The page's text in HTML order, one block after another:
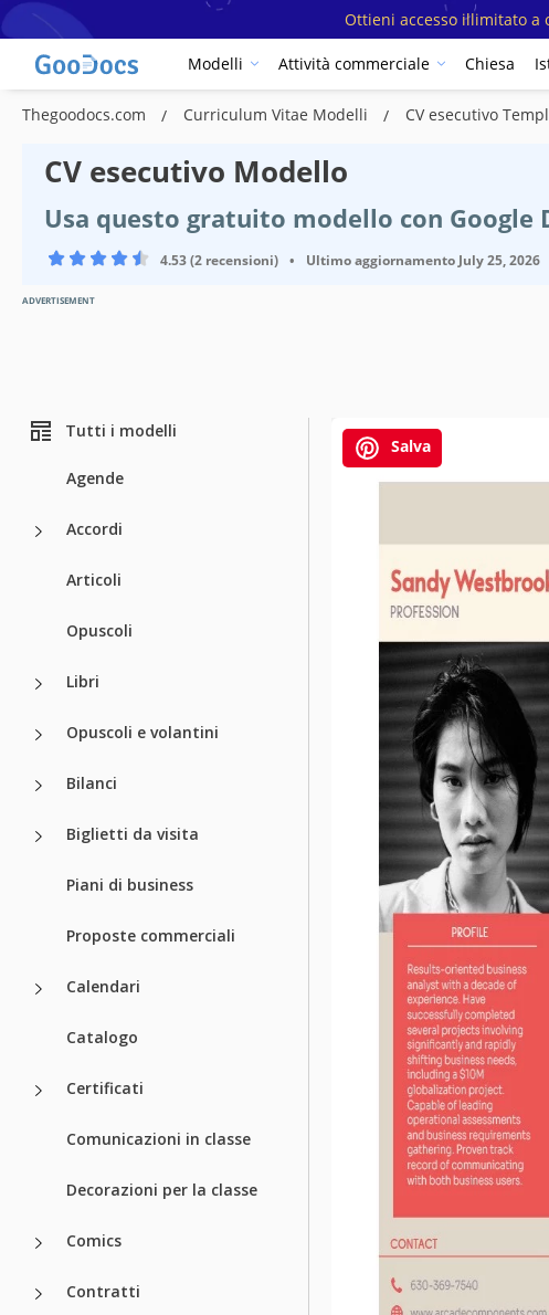
Ottieni accesso illimitato a
Modelli Attività commerciale Chiesa
Thegoodocs.com Curriculum Vitae Modelli CV esecutivo
CV esecutivo Modello
Usa questo gratuito modello con Google
4.53 (2 recensioni) • Ultimo aggiornamento July 25, 2026
ADVERTISEMENT
Tutti i modelli
Agende
Accordi
Articoli
Opuscoli
Libri
Opuscoli e volantini
Bilanci
Biglietti da visita
Piani di business
Proposte commerciali
Calendari
Catalogo
Certificati
Comunicazioni in classe
Decorazioni per la classe
Comics
Contratti
Salva